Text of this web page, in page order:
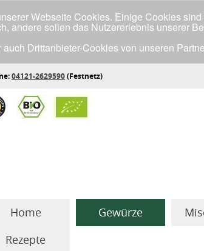
04121-2629590(Festnetz)
Home Gewürze
Rezepte
Webseite Cookies. Einige Cookies
andere sollen das Nutzererlebnis unserer
Drittanbieter-Cookies von unseren
wenn du mit der Verwendung aller